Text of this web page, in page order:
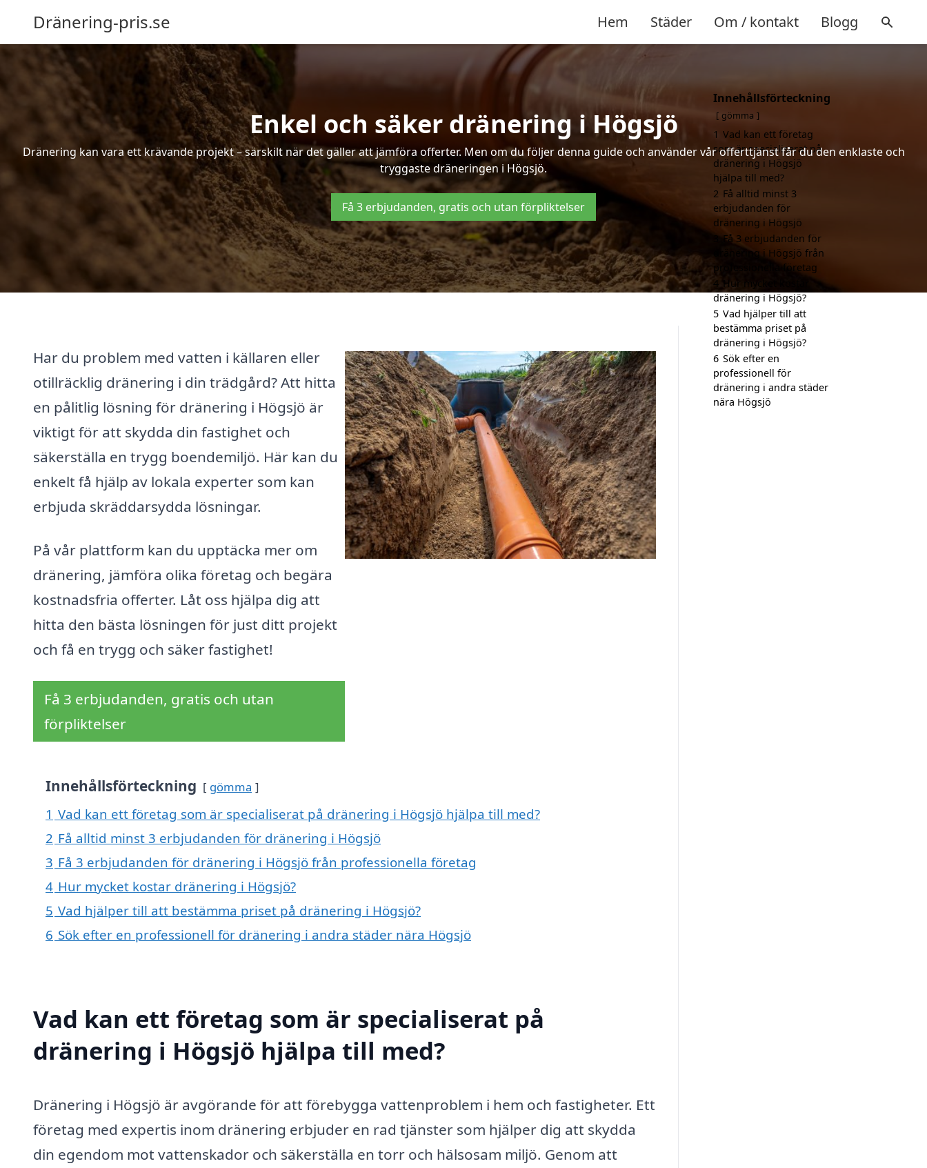
Dränering-pris.se Hem Städer Om / kontakt Blogg
Enkel och säker dränering i Högsjö
Dränering kan vara ett krävande projekt – särskilt när det gäller att jämföra offerter. Men om du följer denna guide och använder vår offerttjänst får du den enklaste och
tryggaste dräneringen i Högsjö.
Få 3 erbjudanden, gratis och utan förpliktelser
Har du problem med vatten i källaren eller
otillräcklig dränering i din trädgård? Att hitta
en pålitlig lösning för dränering i Högsjö är
viktigt för att skydda din fastighet och
säkerställa en trygg boendemiljö. Här kan du
enkelt få hjälp av lokala experter som kan
erbjuda skräddarsydda lösningar.
På vår plattform kan du upptäcka mer om
dränering, jämföra olika företag och begära
kostnadsfria offerter. Låt oss hjälpa dig att
hitta den bästa lösningen för just ditt projekt
och få en trygg och säker fastighet!
Få 3 erbjudanden, gratis och utan
förpliktelser
Innehållsförteckning gömma
1 Vad kan ett företag som är specialiserat på dränering i Högsjö hjälpa till med?
2 Få alltid minst 3 erbjudanden för dränering i Högsjö
3 Få 3 erbjudanden för dränering i Högsjö från professionella företag
4 Hur mycket kostar dränering i Högsjö?
5 Vad hjälper till att bestämma priset på dränering i Högsjö?
6 Sök efter en professionell för dränering i andra städer nära Högsjö
Vad kan ett företag som är specialiserat på
dränering i Högsjö hjälpa till med?
Dränering i Högsjö är avgörande för att förebygga vattenproblem i hem och fastigheter. Ett
företag med expertis inom dränering erbjuder en rad tjänster som hjälper dig att skydda
din egendom mot vattenskador och säkerställa en torr och hälsosam miljö. Genom att
Innehållsförteckning
gömma
1 Vad kan ett företag
som är specialiserat på
dränering i Högsjö
hjälpa till med?
2 Få alltid minst 3
erbjudanden för
dränering i Högsjö
3 Få 3 erbjudanden för
dränering i Högsjö från
professionella företag
4 Hur mycket kostar
dränering i Högsjö?
5 Vad hjälper till att
bestämma priset på
dränering i Högsjö?
6 Sök efter en
professionell för
dränering i andra städer
nära Högsjö